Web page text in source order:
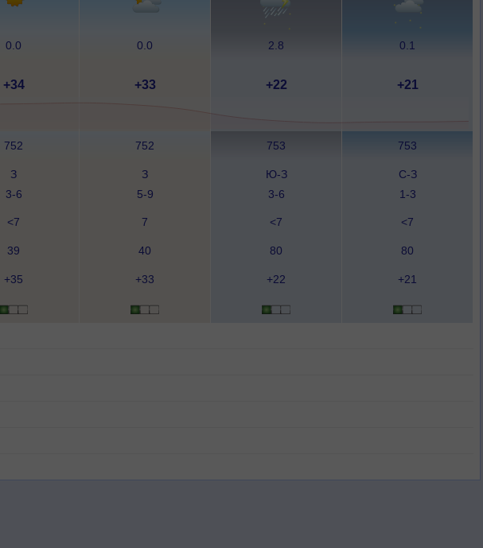
0.0 0.0 2.8 0.1
+34 +33 +22 +21
752 752 753 753
З
3-6
З
5-9
Ю-З
3-6
С-З
1-3
<7 7 <7 <7
39 40 80 80
+35 +33 +22 +21